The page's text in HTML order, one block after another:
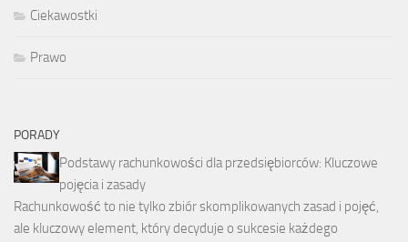
Ciekawostki
Prawo
PORADY
Podstawy rachunkowości dla przedsiębiorców: Kluczowe
pojęcia i zasady
Rachunkowość to nie tylko zbiór skomplikowanych zasad i pojęć,
ale kluczowy element, który decyduje o sukcesie każdego